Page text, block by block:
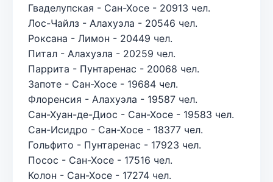
Гваделупская - Сан-Хосе - 20913 чел.
Лос-Чайлз - Алахуэла - 20546 чел.
Роксана - Лимон - 20449 чел.
Питал - Алахуэла - 20259 чел.
Паррита - Пунтаренас - 20068 чел.
Запоте - Сан-Хосе - 19684 чел.
Флоренсия - Алахуэла - 19587 чел.
Сан-Хуан-де-Диос - Сан-Хосе - 19583 чел.
Сан-Исидро - Сан-Хосе - 18377 чел.
Гольфито - Пунтаренас - 17923 чел.
Посос - Сан-Хосе - 17516 чел.
Колон - Сан-Хосе - 17274 чел.